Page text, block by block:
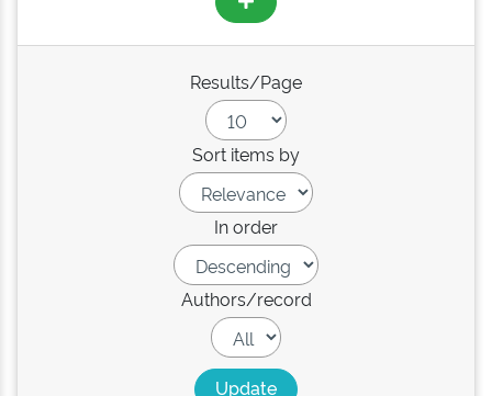
Results/Page
Sort items by
In order
Authors/record